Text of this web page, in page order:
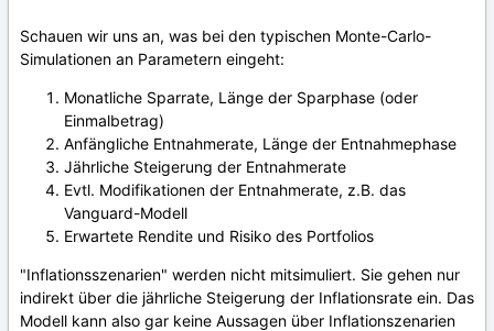
Schauen wir uns an, was bei den typischen Monte-Carlo-
Simulationen an Parametern eingeht:
Monatliche Sparrate, Länge der Sparphase (oder
Einmalbetrag)
Anfängliche Entnahmerate, Länge der Entnahmephase
Jährliche Steigerung der Entnahmerate
Evtl. Modifikationen der Entnahmerate, z.B. das
Vanguard-Modell
Erwartete Rendite und Risiko des Portfolios
"Inflationsszenarien" werden nicht mitsimuliert. Sie gehen nur
indirekt über die jährliche Steigerung der Inflationsrate ein. Das
Modell kann also gar keine Aussagen über Inflationszenarien